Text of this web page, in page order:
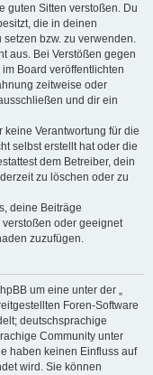
guten Sitten verstoßen. Du
die in deinen
bzw. zu verwenden.
aus. Bei Verstößen gegen
Board veröffentlichten
zeitweise oder
und dir ein
keine Verantwortung für die
selbst erstellt hat oder die
dem Betreiber, dein
zu löschen oder zu
deine Beiträge
oder geeignet
zuzufügen.
um eine unter der „
Foren-Software
deutschsprachige
Community unter
haben keinen Einfluss auf
wird. Sie können